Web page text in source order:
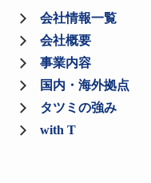
会社情報一覧
会社概要
事業内容
国内・海外拠点
タツミの強み
with T